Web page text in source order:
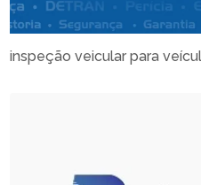
inspeção veicular para